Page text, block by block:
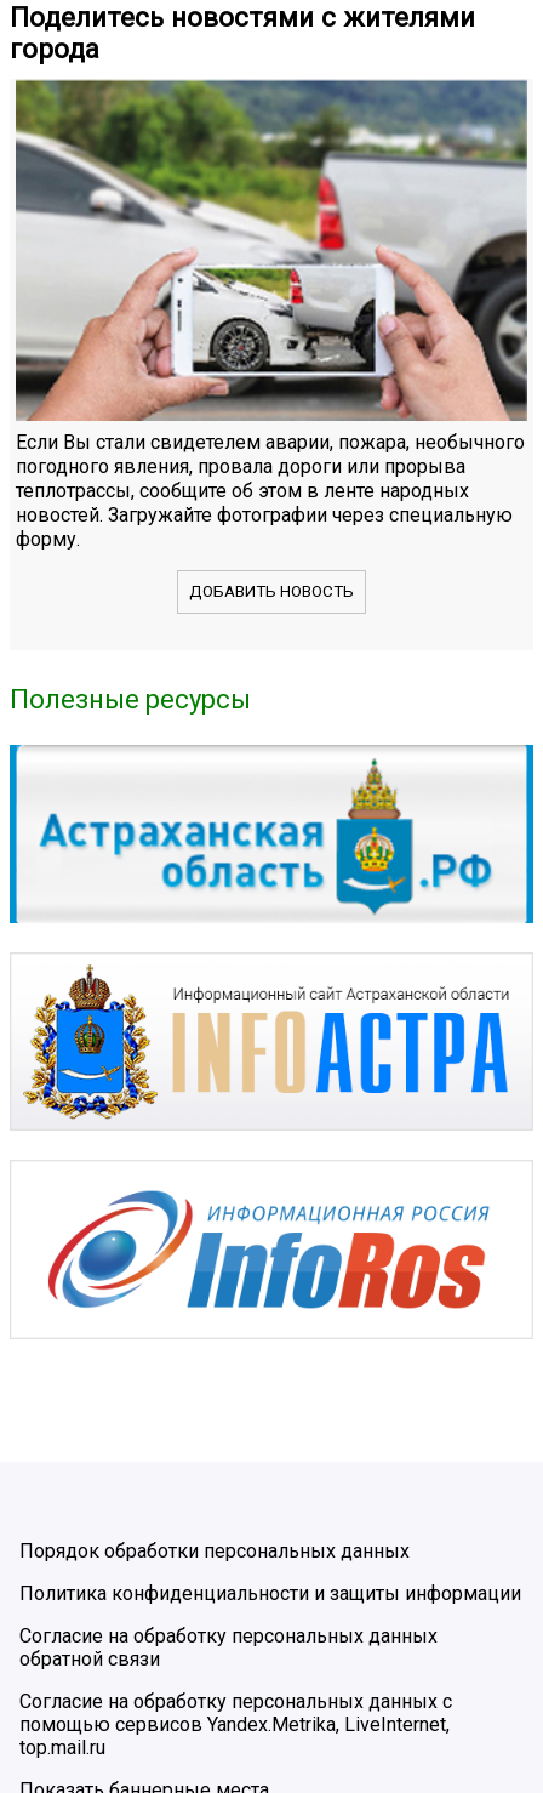
Поделитесь новостями с жителями
города
Если Вы стали свидетелем аварии, пожара, необычного
погодного явления, провала дороги или прорыва
теплотрассы, сообщите об этом в ленте народных
новостей. Загружайте фотографии через специальную
форму.
ДОБАВИТЬ НОВОСТЬ
Полезные ресурсы
Порядок обработки персональных данных
Политика конфиденциальности и защиты информации
Согласие на обработку персональных данных
обратной связи
Согласие на обработку персональных данных с
помощью сервисов Yandex.Metrika, LiveInternet,
top.mail.ru